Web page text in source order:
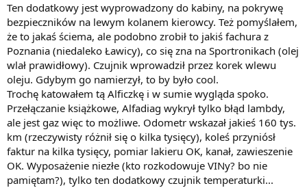
Ten dodatkowy jest wyprowadzony do kabiny, na pokrywę
bezpieczników na lewym kolanem kierowcy. Też pomyślałem,
że to jakaś ściema, ale podobno zrobił to jakiś fachura z
Poznania (niedaleko Ławicy), co się zna na Sportronikach (olej
wlał prawidłowy). Czujnik wprowadził przez korek wlewu
oleju. Gdybym go namierzył, to by było cool.
Trochę katowałem tą Alficzkę i w sumie wygląda spoko.
Przełączanie książkowe, Alfadiag wykrył tylko błąd lambdy,
ale jest gaz więc to możliwe. Odometr wskazał jakieś 160 tys.
km (rzeczywisty różnił się o kilka tysięcy), koleś przyniósł
faktur na kilka tysięcy, pomiar lakieru OK, kanał, zawieszenie
OK. Wyposażenie niezłe (kto rozkodowuje VINy? bo nie
pamiętam?), tylko ten dodatkowy czujnik temperaturki...